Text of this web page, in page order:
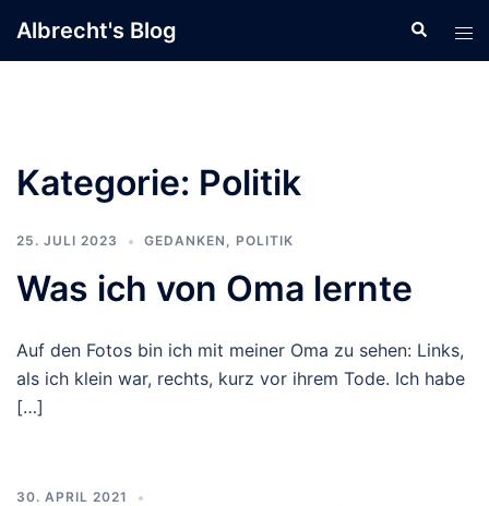
Inhalt
Albrecht's Blog Suche
Kategorie: Politik
25. JULI 2023 GEDANKEN , POLITIK
Was ich von Oma lernte
Auf den Fotos bin ich mit meiner Oma zu sehen: Links,
als ich klein war, rechts, kurz vor ihrem Tode. Ich habe
[…]
30. APRIL 2021